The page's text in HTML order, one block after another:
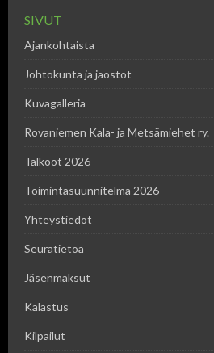
SIVUT
Ajankohtaista
Johtokunta ja jaostot
Kuvagalleria
Rovaniemen Kala- ja Metsämiehet ry.
Talkoot 2026
Toimintasuunnitelma 2026
Yhteystiedot
Seuratietoa
Jäsenmaksut
Kalastus
Kilpailut